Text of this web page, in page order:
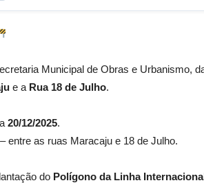
Municipal de Obras e Urbanismo,
e a Rua 18 de Julho.
a20/12/2025.
entre as ruas Maracaju e 18 de Julho.
do Polígono da Linha